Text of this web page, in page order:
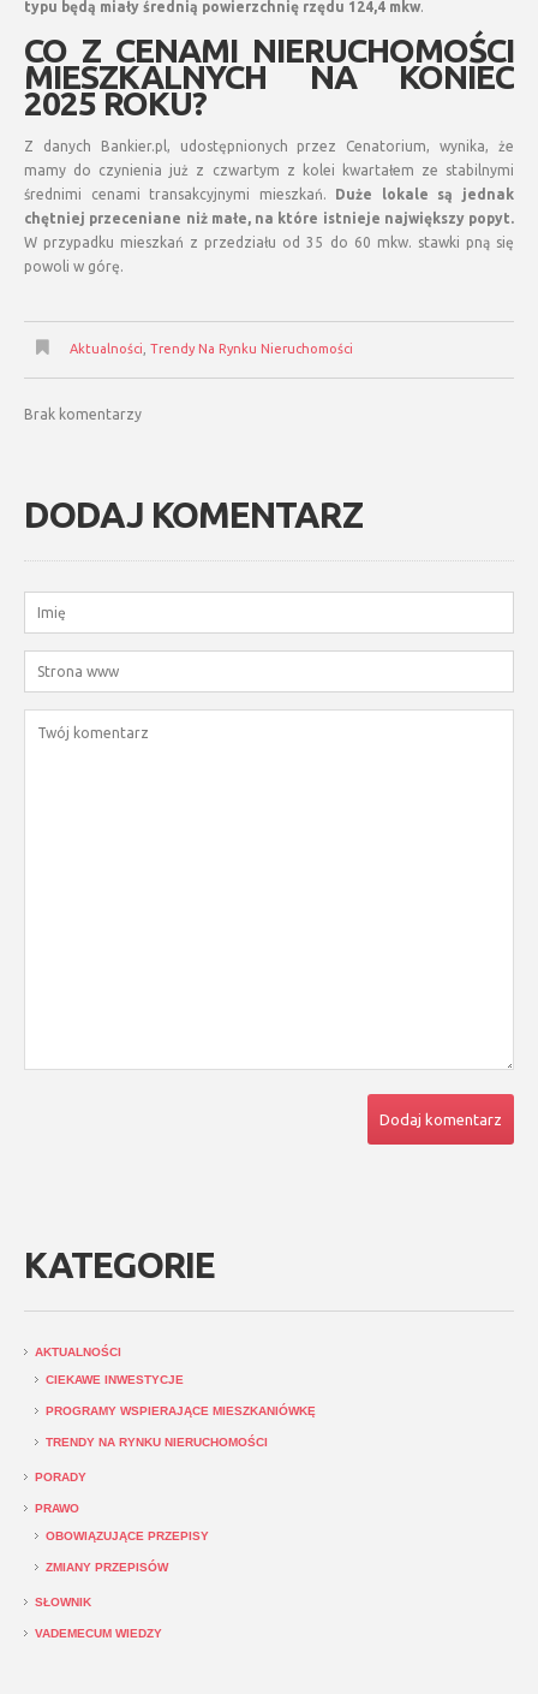
typu będą miały średnią powierzchnię rzędu 124,4 mkw.
CO Z CENAMI NIERUCHOMOŚCI
MIESZKALNYCH NA KONIEC
2025 ROKU?
Z danych Bankier.pl, udostępnionych przez Cenatorium, wynika, że
mamy do czynienia już z czwartym z kolei kwartałem ze stabilnymi
średnimi cenami transakcyjnymi mieszkań.
Duże lokale są jednak
chętniej przeceniane niż małe, na które istnieje największy popyt.
W przypadku mieszkań z przedziału od 35 do 60 mkw. stawki pną się
powoli w górę.
Aktualności Trendy Na Rynku Nieruchomości
Brak komentarzy
DODAJ KOMENTARZ
KATEGORIE
AKTUALNOŚCI
CIEKAWE INWESTYCJE
PROGRAMY WSPIERAJĄCE MIESZKANIÓWKĘ
TRENDY NA RYNKU NIERUCHOMOŚCI
PORADY
PRAWO
OBOWIĄZUJĄCE PRZEPISY
ZMIANY PRZEPISÓW
SŁOWNIK
VADEMECUM WIEDZY